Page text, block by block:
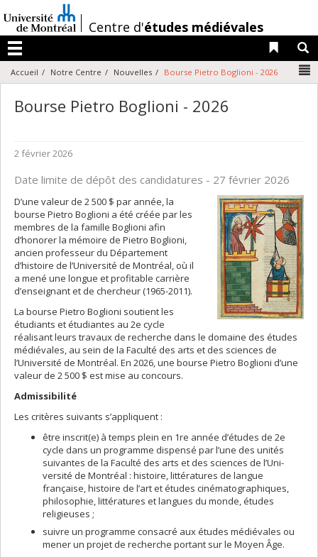
au
contenu
/
Centre d'études médiévales
Menu
Liens
Accueil Notre Centre Nouvelles Bourse Pietro Boglioni - 2026
Bourse Pietro Boglioni - 2026
2 février 2026
Date limite de dépôt des candidatures - 27 février 2026
D’une valeur de 2 500 $ par année, la
bourse Pietro Boglioni a été créée par les
membres de la famille Boglioni afin
d’honorer la mémoire de Pietro Boglioni,
ancien professeur du Département
d’histoire de l’Université de Montréal, où il
a mené une longue et profitable carrière
d’enseignant et de chercheur (1965-2011).
La bourse Pietro Boglioni soutient les
étudiants et étudiantes au 2e cycle
réalisant leurs travaux de recherche dans le domaine des études
médiévales, au sein de la Faculté des arts et des sciences de
l’Université de Montréal. En 2026, une bourse Pietro Boglioni d’une
valeur de 2 500 $ est mise au concours.
Admissibilité
Les critères suivants s’appliquent :
être inscrit(e) à temps plein en 1re année d’études de 2e
cycle dans un programme dispensé par l’une des unités
suivantes de la Faculté des arts et des sciences de l’Uni-
versité de Montréal : histoire, littératures de langue
française, histoire de l’art et études cinématographiques,
philosophie, littératures et langues du monde, études
religieuses ;
suivre un programme consacré aux études médiévales ou
mener un projet de recherche portant sur le Moyen Âge.